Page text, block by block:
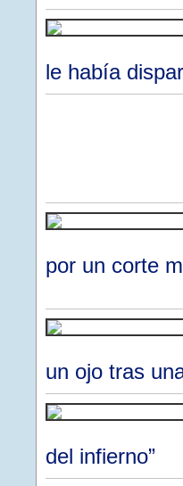
le había
por un corte
un ojo tras
del infierno”